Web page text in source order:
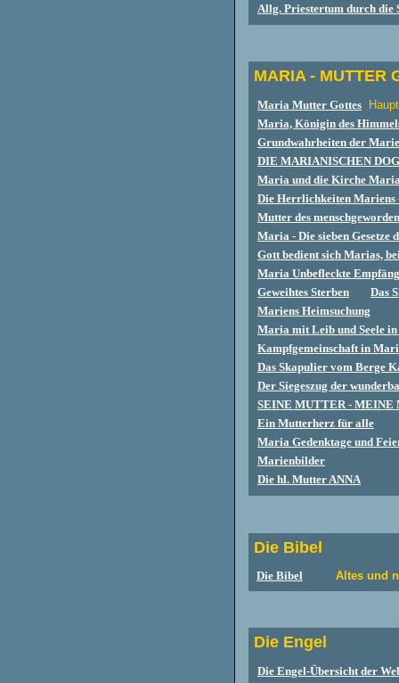
Allg. Priestertum durch die
MARIA - MUTTER
Maria Mutter Gottes
Maria, Königin des
Grundwahrheiten der M
DIE MARIANISCHEN
Maria und die Kirche
Die Herrlichkeiten
Mutter des
Maria - Die sieben Gesetze
Gott bedient sich Marias,
Maria Unbefleckte
Geweihtes Sterben
Das
Mariens Heimsuchung
Maria mit Leib und Seele
Kampfgemeinschaft in
Das Skapulier vom Berge
Der Siegeszug der
SEINE MUTTER - MEINE
Ein Mutterherz für alle
Maria Gedenktage und
Marienbilder
Die hl. Mutter ANNA
Die Bibel
Die Bibel Altes und
Die Engel
Die Engel-Übersicht der